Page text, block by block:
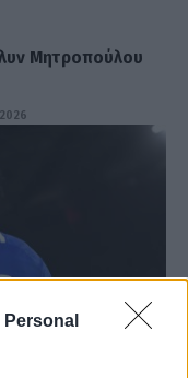
Μητροπούλου